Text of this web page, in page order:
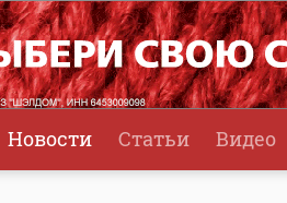
Новости Статьи Видео